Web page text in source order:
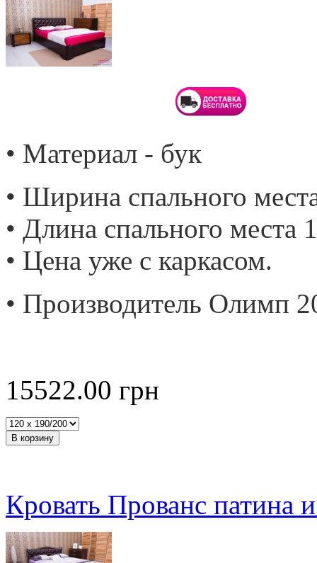
• Материал - бук
• Ширина спального
• Длина спального места
• Цена уже с каркасом.
• Производитель Олимп
15522.00 грн
Кровать Прованс патина